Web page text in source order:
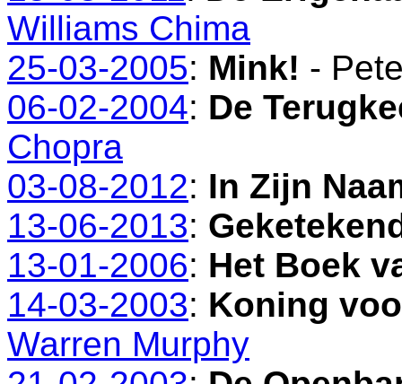
Williams Chima
25-03-2005: Mink! -
06-02-2004: De
Chopra
03-08-2012: In Zijn
13-06-2013:
13-01-2006: Het Boek
14-03-2003: Koning
Warren Murphy